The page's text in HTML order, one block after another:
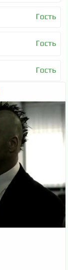
Гость
Гость
Гость